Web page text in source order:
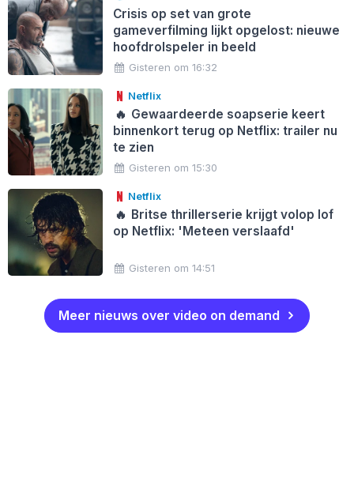
Crisis op set van grote
gameverfilming lijkt opgelost: nieuwe
hoofdrolspeler in beeld
Gisteren om 16:32
Netflix
🔥 Gewaardeerde soapserie keert
binnenkort terug op Netflix: trailer nu
te zien
Gisteren om 15:30
Netflix
🔥 Britse thrillerserie krijgt volop lof
op Netflix: 'Meteen verslaafd'
Gisteren om 14:51
Meer nieuws over video on demand